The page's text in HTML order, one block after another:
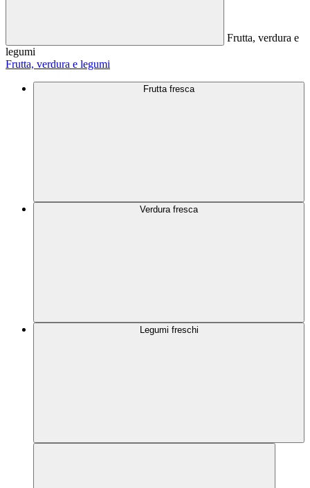
Frutta, verdura e
legumi
Frutta, verdura e legumi
Frutta fresca
Verdura fresca
Legumi freschi